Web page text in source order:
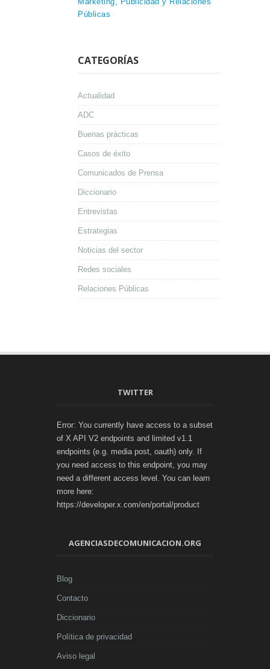
Públicas
CATEGORÍAS
Actualidad
ADC
Buenas prácticas
Casos de éxito
Comunicados de Prensa
Diccionario
Entrevistas
Estrategias
Noticias del sector
Redes sociales
Relaciones Públicas
TWITTER
Error: You currently have access to a subset
of X API V2 endpoints and limited v1.1
endpoints (e.g. media post, oauth) only. If
you need access to this endpoint, you may
need a different access level. You can learn
more here:
https://developer.x.com/en/portal/product
AGENCIASDECOMUNICACION.ORG
Blog
Contacto
Diccionario
Política de privacidad
Aviso legal